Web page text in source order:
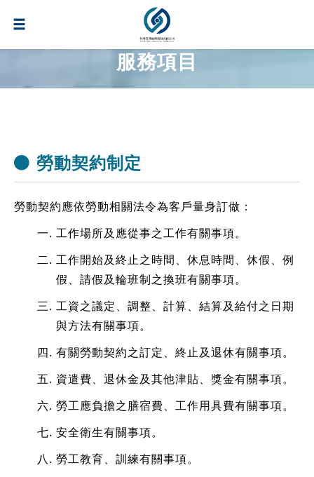
服務項目
勞動契約制定
勞動契約應依勞動相關法令為客戶量身訂做：
工作場所及應從事之工作有關事項。
工作開始及終止之時間、休息時間、休假、例
假、請假及輪班制之換班有關事項。
工資之議定、調整、計算、結算及給付之日期
與方法有關事項。
有關勞動契約之訂定、終止及退休有關事項。
資遣費、退休金及其他津貼、獎金有關事項。
勞工應負擔之膳宿費、工作用具費有關事項。
安全衛生有關事項。
勞工教育、訓練有關事項。